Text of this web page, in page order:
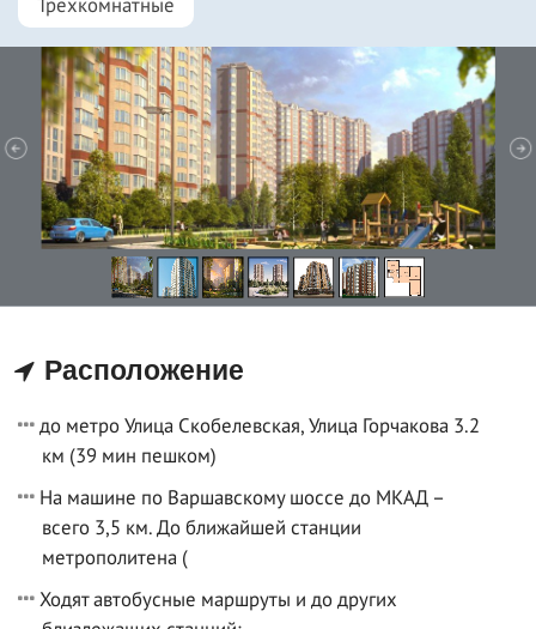
Расположение
до метро Улица Скобелевская, Улица Горчакова 3.2
км (39 мин пешком)
На машине по Варшавскому шоссе до МКАД –
всего 3,5 км. До ближайшей станции
метрополитена (
Ходят автобусные маршруты и до других